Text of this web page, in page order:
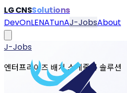
LG CNSSolutions
DevOnLENATunAJ-JobsAbout
J-Jobs
엔터프라이즈 배치 스케줄링 솔루션